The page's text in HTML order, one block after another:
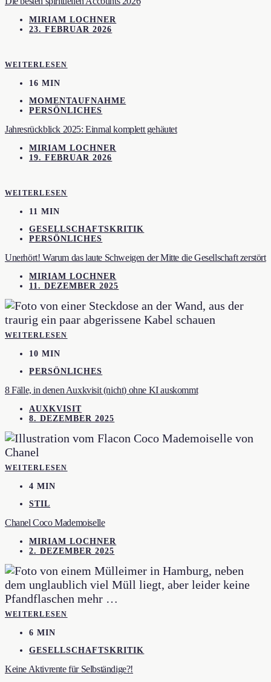
MIRIAM LOCHNER
23. FEBRUAR 2026
WEITERLESEN
16 MIN
MOMENTAUFNAHME
PERSÖNLICHES
Jahresrückblick 2025: Einmal komplett gehäutet
MIRIAM LOCHNER
19. FEBRUAR 2026
WEITERLESEN
11 MIN
GESELLSCHAFTSKRITIK
PERSÖNLICHES
Unerhört! Warum das laute Schweigen der Mitte die Gesellschaft zerstört
MIRIAM LOCHNER
11. DEZEMBER 2025
WEITERLESEN
10 MIN
PERSÖNLICHES
8 Fälle, in denen Auxkvisit (nicht) ohne KI auskommt
AUXKVISIT
8. DEZEMBER 2025
WEITERLESEN
4 MIN
STIL
Chanel Coco Mademoiselle
MIRIAM LOCHNER
2. DEZEMBER 2025
WEITERLESEN
6 MIN
GESELLSCHAFTSKRITIK
Keine Aktivrente für Selbständige?!